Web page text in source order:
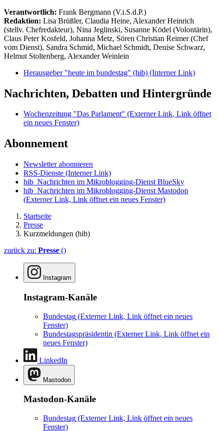
Verantwortlich: Frank Bergmann (V.i.S.d.P.)
Redaktion: Lisa Brüßler, Claudia Heine, Alexander Heinrich
(stellv. Chefredakteur), Nina Jeglinski, Susanne Ködel (Volontärin),
Claus Peter Kosfeld, Johanna Metz, Sören Christian Reimer (Chef
vom Dienst), Sandra Schmid, Michael Schmidt, Denise Schwarz,
Helmut Stoltenberg, Alexander Weinlein
Herausgeber "heute im bundestag" (hib) (Interner Link)
Nachrichten, Debatten und Hintergründe
Wochenzeitung "Das Parlament" (Externer Link, Link öffnet
ein neues Fenster)
Abonnement
Newsletter abonnieren
RSS-Dienste (Interner Link)
hib_Nachrichten im Mikroblogging-Dienst BlueSky
hib_Nachrichten im Mikroblogging-Dienst Mastodon
(Externer Link, Link öffnet ein neues Fenster)
Startseite
Presse
Kurzmeldungen (hib)
zurück zu: Presse ()
Instagram
Instagram-Kanäle
Bundestag (Externer Link, Link öffnet ein neues
Fenster)
Bundestagspräsidentin (Externer Link, Link öffnet ein
neues Fenster)
LinkedIn
Mastodon
Mastodon-Kanäle
Bundestag (Externer Link, Link öffnet ein neues
Fenster)